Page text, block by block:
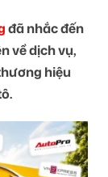
đã nhắc đến
về dịch vụ,
hiệu